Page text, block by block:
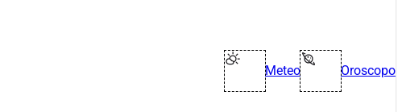
Meteo Oroscopo